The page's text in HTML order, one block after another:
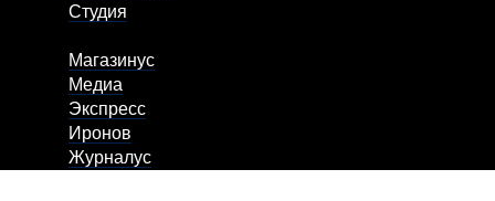
Студия
Магазинус
Медиа
Экспресс
Иронов
Журналус